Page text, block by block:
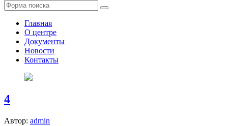
Поиск
Главная
О центре
Документы
Новости
Контакты
4
Автор: admin